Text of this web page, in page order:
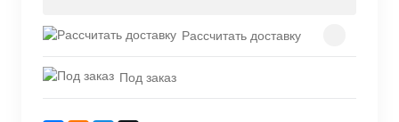
Рассчитать доставку
Под заказ